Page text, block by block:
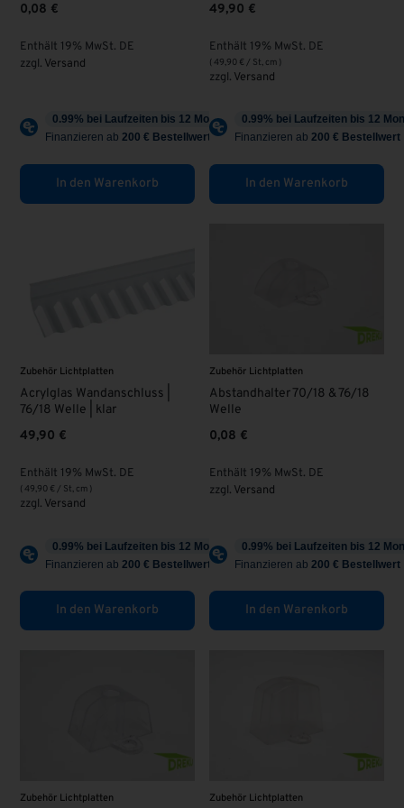
0,08 €
Enthält 19% MwSt. DE
zzgl. Versand
In den Warenkorb
49,90 €
Enthält 19% MwSt. DE
( 49,90 € / St, cm )
zzgl. Versand
In den Warenkorb
Zubehör Lichtplatten
Acrylglas Wandanschluss |
76/18 Welle | klar
49,90 €
Enthält 19% MwSt. DE
( 49,90 € / St, cm )
zzgl. Versand
In den Warenkorb
Zubehör Lichtplatten
Abstandhalter 70/18 & 76/18
Welle
0,08 €
Enthält 19% MwSt. DE
zzgl. Versand
In den Warenkorb
Zubehör Lichtplatten Zubehör Lichtplatten